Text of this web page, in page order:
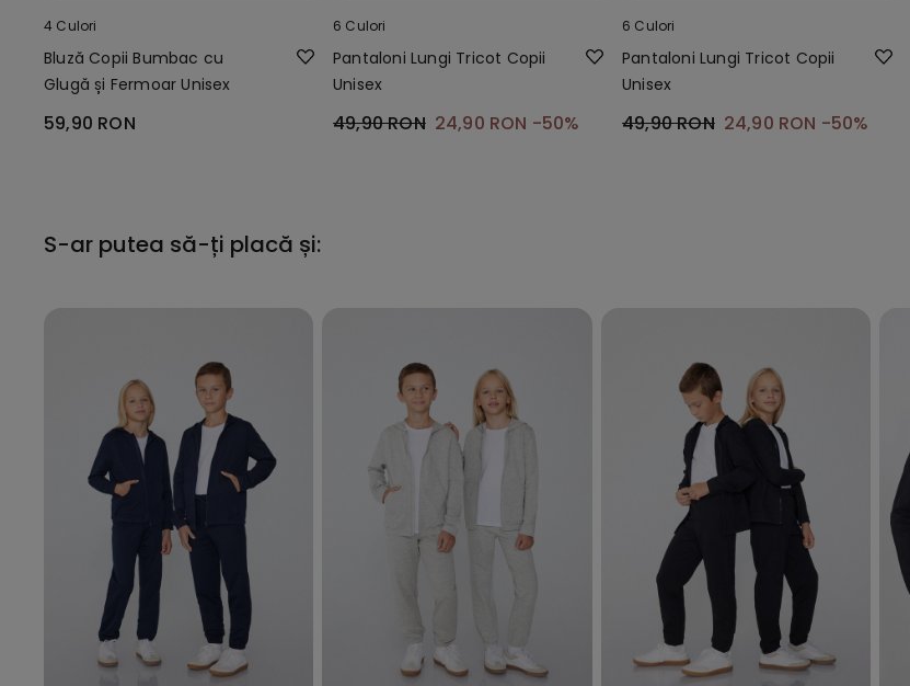
4 Culori
Bluză Copii Bumbac cu
Glugă și Fermoar Unisex
59,90 RON
6 Culori
Pantaloni Lungi Tricot Copii
Unisex
49,90 RON 24,90 RON -50%
6 Culori
Pantaloni Lungi Tricot Copii
Unisex
49,90 RON 24,90 RON -50%
S-ar putea să-ți placă și: